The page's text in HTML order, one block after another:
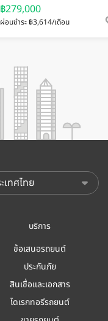
฿279,000
ผ่อนชำระ ฿3,614/เดือน
บริการ
ข้อเสนอรถยนต์
ประกันภัย
สินเชื่อและเอกสาร
ไดเรกทอรีรถยนต์